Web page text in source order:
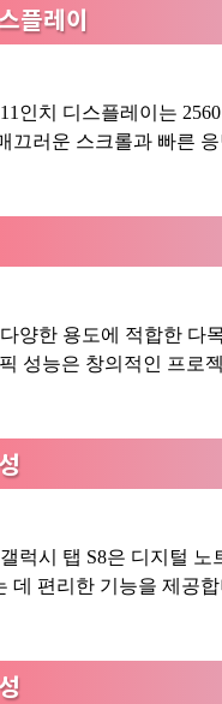
플레이
인치 디스플레이는
끄러운 스크롤과 빠른
양한 용도에 적합한 다
성능은 창의적인 프로
럭시 탭 S8은 디지털
데 편리한 기능을 제공